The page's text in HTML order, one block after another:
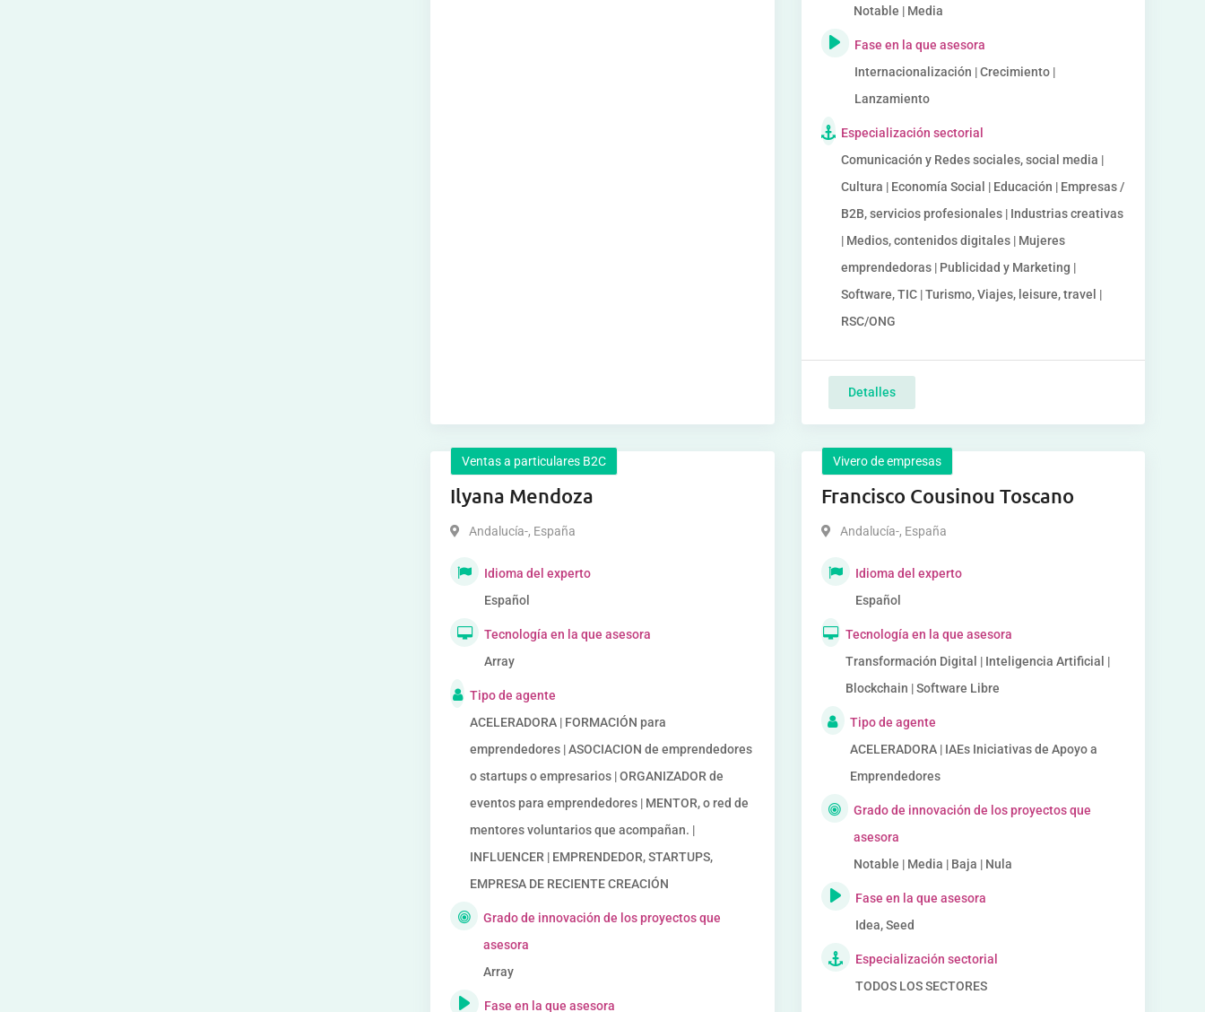
Notable | Media
Fase en la que asesora
Internacionalización | Crecimiento |
Lanzamiento
Especialización sectorial
Comunicación y Redes sociales, social media |
Cultura | Economía Social | Educación | Empresas /
B2B, servicios profesionales | Industrias creativas
| Medios, contenidos digitales | Mujeres
emprendedoras | Publicidad y Marketing |
Software, TIC | Turismo, Viajes, leisure, travel |
RSC/ONG
Detalles
Ventas a particulares B2C
Ilyana Mendoza
Andalucía-, España
Idioma del experto
Español
Tecnología en la que asesora
Array
Tipo de agente
ACELERADORA | FORMACIÓN para
emprendedores | ASOCIACION de emprendedores
o startups o empresarios | ORGANIZADOR de
eventos para emprendedores | MENTOR, o red de
mentores voluntarios que acompañan. |
INFLUENCER | EMPRENDEDOR, STARTUPS,
EMPRESA DE RECIENTE CREACIÓN
Grado de innovación de los proyectos que
asesora
Array
Fase en la que asesora
Vivero de empresas
Francisco Cousinou Toscano
Andalucía-, España
Idioma del experto
Español
Tecnología en la que asesora
Transformación Digital | Inteligencia Artificial |
Blockchain | Software Libre
Tipo de agente
ACELERADORA | IAEs Iniciativas de Apoyo a
Emprendedores
Grado de innovación de los proyectos que
asesora
Notable | Media | Baja | Nula
Fase en la que asesora
Idea, Seed
Especialización sectorial
TODOS LOS SECTORES